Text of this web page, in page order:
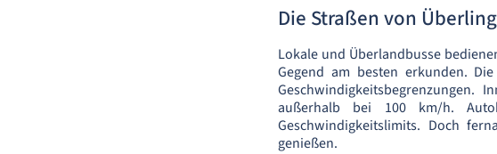
Die Straßen von
Lokale und Überlandbusse
Gegend am besten erkunden.
außerhalb bei 100 km/h.
Geschwindigkeitslimits. Doch
genießen.